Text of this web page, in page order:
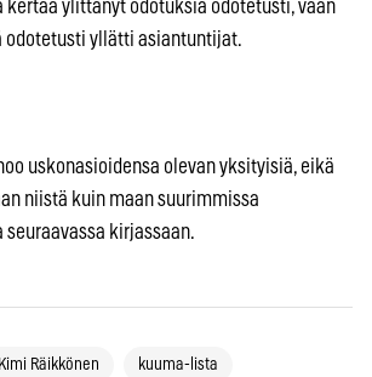
kertaa ylittänyt odotuksia odotetusti, vaan
odotetusti yllätti asiantuntijat.
uskonasioidensa olevan yksityisiä, eikä
niistä kuin maan suurimmissa
kirjassaan.
Kimi Räikkönen kuuma-lista